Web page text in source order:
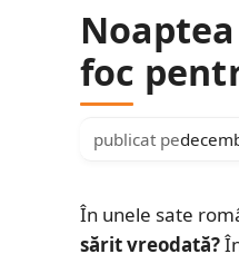
foc
publicat pe
În unele sate
sărit vreodată?